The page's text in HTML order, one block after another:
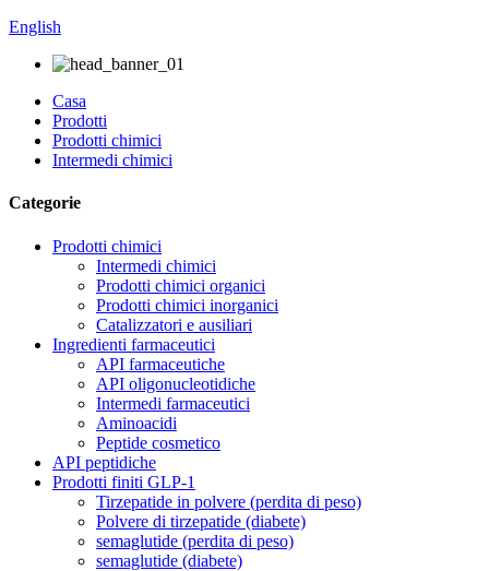
English
Casa
Prodotti
Prodotti chimici
Intermedi chimici
Categorie
Prodotti chimici
Intermedi chimici
Prodotti chimici organici
Prodotti chimici inorganici
Catalizzatori e ausiliari
Ingredienti farmaceutici
API farmaceutiche
API oligonucleotidiche
Intermedi farmaceutici
Aminoacidi
Peptide cosmetico
API peptidiche
Prodotti finiti GLP-1
Tirzepatide in polvere (perdita di peso)
Polvere di tirzepatide (diabete)
semaglutide (perdita di peso)
semaglutide (diabete)